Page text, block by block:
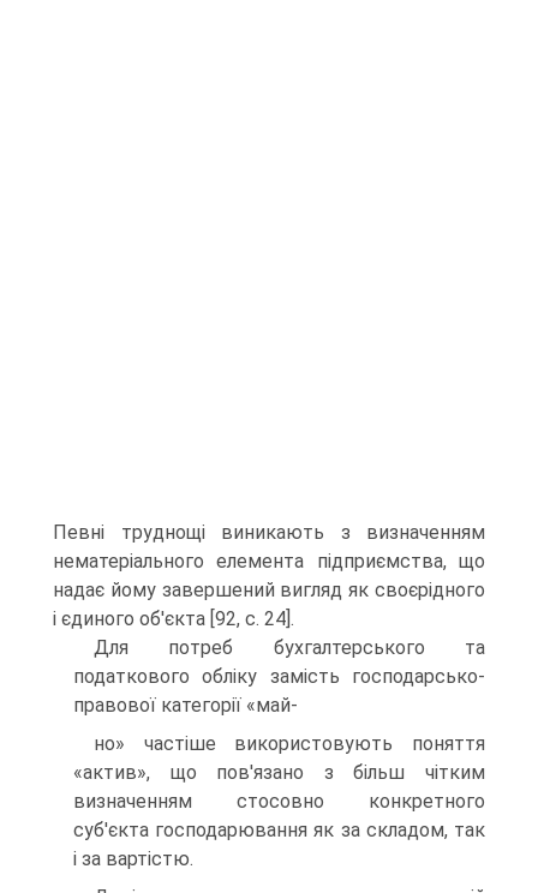
Певні труднощі виникають з визначенням
нематеріального елемента підприємства, що
надає йому завершений вигляд як своєрідного
і єдиного об'єкта [92, с. 24].
Для потреб бухгалтерського та
податкового об­ліку замість господарсько-
правової категорії «май-
но» частіше використовують поняття
«актив», що пов'язано з більш чітким
визначенням стосовно кон­кретного
суб'єкта господарювання як за складом, так
і за вартістю.